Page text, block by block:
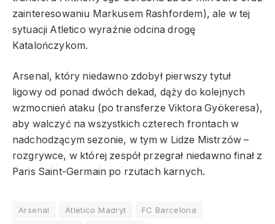
zainteresowaniu Markusem Rashfordem), ale w tej
sytuacji Atletico wyraźnie odcina drogę
Katalończykom.
Arsenal, który niedawno zdobył pierwszy tytuł
ligowy od ponad dwóch dekad, dąży do kolejnych
wzmocnień ataku (po transferze Viktora Gyökeresa),
aby walczyć na wszystkich czterech frontach w
nadchodzącym sezonie, w tym w Lidze Mistrzów –
rozgrywce, w której zespół przegrał niedawno finał z
Paris Saint-Germain po rzutach karnych.
Arsenal Atletico Madryt FC Barcelona